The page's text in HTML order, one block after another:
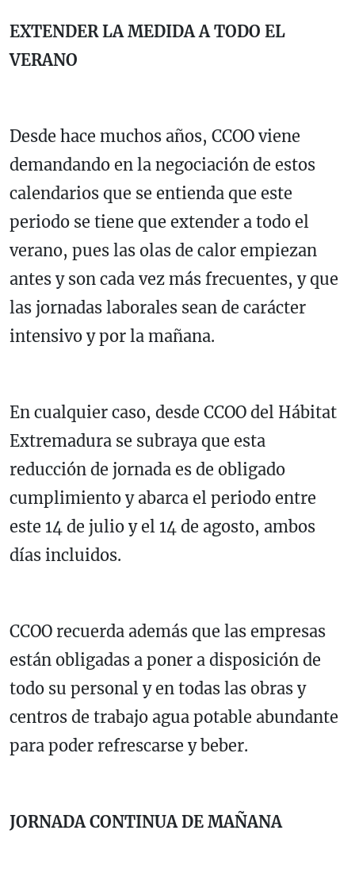
EXTENDER LA MEDIDA A TODO EL
VERANO
Desde hace muchos años, CCOO viene
demandando en la negociación de estos
calendarios que se entienda que este
periodo se tiene que extender a todo el
verano, pues las olas de calor empiezan
antes y son cada vez más frecuentes, y que
las jornadas laborales sean de carácter
intensivo y por la mañana.
En cualquier caso, desde CCOO del Hábitat
Extremadura se subraya que esta
reducción de jornada es de obligado
cumplimiento y abarca el periodo entre
este 14 de julio y el 14 de agosto, ambos
días incluidos.
CCOO recuerda además que las empresas
están obligadas a poner a disposición de
todo su personal y en todas las obras y
centros de trabajo agua potable abundante
para poder refrescarse y beber.
JORNADA CONTINUA DE MAÑANA